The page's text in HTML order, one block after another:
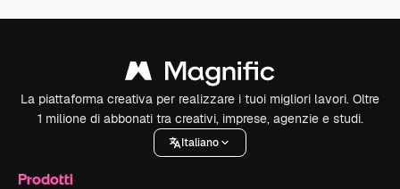
La piattaforma creativa per realizzare i tuoi migliori lavori. Oltre
1 milione di abbonati tra creativi, imprese, agenzie e studi.
Italiano
Prodotti